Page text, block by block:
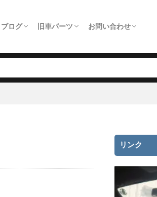
ブログ 旧車パーツ お問い合わせ
リンク